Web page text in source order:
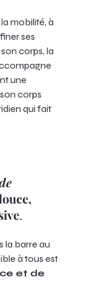
mobilité, à
ses
corps, la
une
corps
qui fait
.
la barre au
à tous est
et de